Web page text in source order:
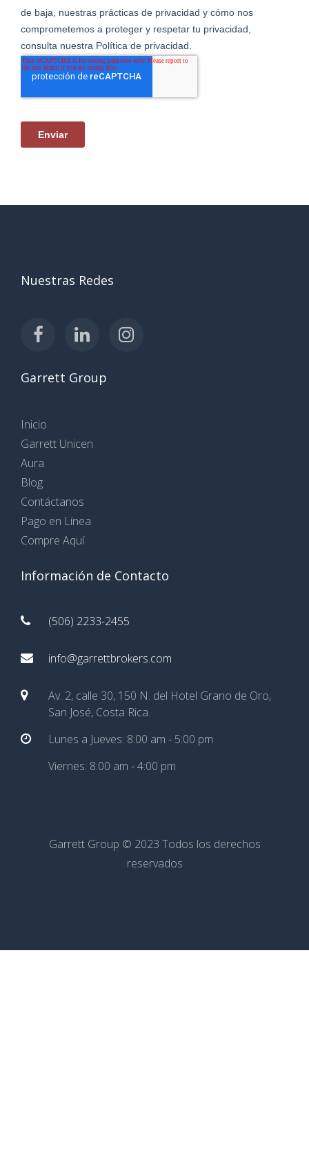
Nuestras Redes
Garrett Group
Inicio
Garrett Unicen
Aura
Blog
Contáctanos
Pago en Línea
Compre Aquí
Información de Contacto
(506) 2233-2455
info@garrettbrokers.com
Av. 2, calle 30, 150 N. del Hotel Grano de Oro,
San José, Costa Rica.
Lunes a Jueves: 8:00 am - 5:00 pm
Viernes: 8:00 am - 4:00 pm
Garrett Group © 2023 Todos los derechos
reservados